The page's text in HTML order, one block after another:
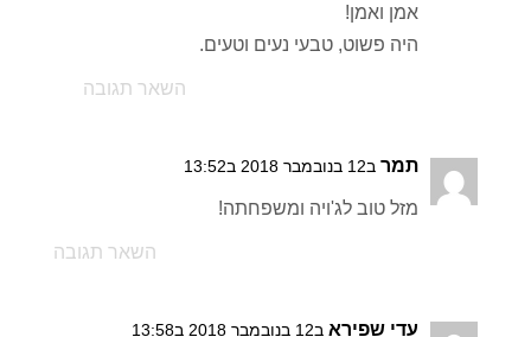
אמן ואמן!
היה פשוט, טבעי נעים וטעים.
השאר תגובה
תמר ב12 בנובמבר 2018 ב13:52
מזל טוב לג'ויה ומשפחתה!
השאר תגובה
עדי שפירא ב12 בנובמבר 2018 ב13:58